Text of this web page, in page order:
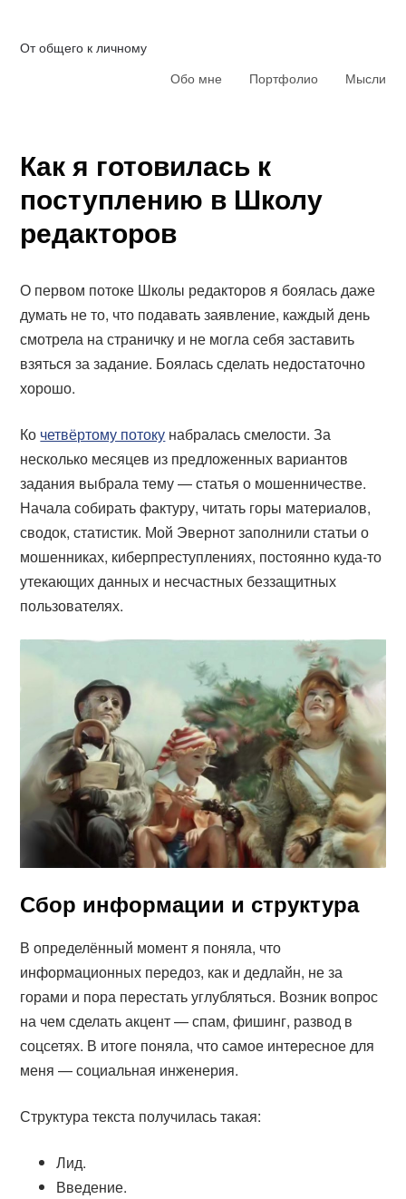
От общего к личному
Обо мне
Портфолио Мысли
Как я готовилась к
поступлению в Школу
редакторов
О первом потоке Школы редакторов я боялась даже
думать не то, что подавать заявление, каждый день
смотрела на страничку и не могла себя заставить
взяться за задание. Боялась сделать недостаточно
хорошо.
Ко четвёртому потоку набралась смелости. За
несколько месяцев из предложенных вариантов
задания выбрала тему — статья о мошенничестве.
Начала собирать фактуру, читать горы материалов,
сводок, статистик. Мой Эвернот заполнили статьи о
мошенниках, киберпреступлениях, постоянно куда-то
утекающих данных и несчастных беззащитных
пользователях.
Сбор информации и структура
В определённый момент я поняла, что
информационных передоз, как и дедлайн, не за
горами и пора перестать углубляться. Возник вопрос
на чем сделать акцент — спам, фишинг, развод в
соцсетях. В итоге поняла, что самое интересное для
меня — социальная инженерия.
Структура текста получилась такая:
Лид.
Введение.